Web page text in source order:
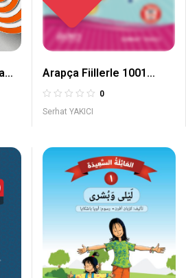
Arapça Fiillerle 1001
Cümle
0
Serhat YAKICI